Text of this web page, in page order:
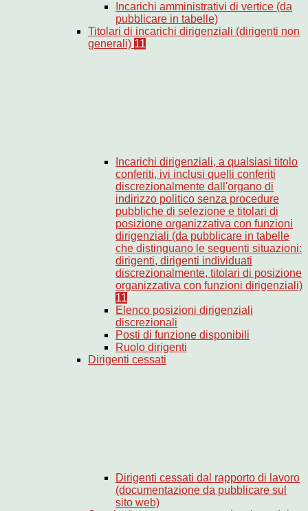
Incarichi amministrativi di vertice (da
pubblicare in tabelle)
Titolari di incarichi dirigenziali (dirigenti non
generali) 11
Incarichi dirigenziali, a qualsiasi titolo
conferiti, ivi inclusi quelli conferiti
discrezionalmente dall'organo di
indirizzo politico senza procedure
pubbliche di selezione e titolari di
posizione organizzativa con funzioni
dirigenziali (da pubblicare in tabelle
che distinguano le seguenti situazioni:
dirigenti, dirigenti individuati
discrezionalmente, titolari di posizione
organizzativa con funzioni dirigenziali)
11
Elenco posizioni dirigenziali
discrezionali
Posti di funzione disponibili
Ruolo dirigenti
Dirigenti cessati
Dirigenti cessati dal rapporto di lavoro
(documentazione da pubblicare sul
sito web)